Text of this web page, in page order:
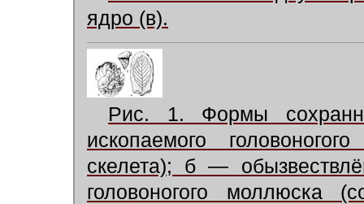
ядро (в).
Рис. 1. Формы
ископаемого
скелета); б —
головоногого моллюска